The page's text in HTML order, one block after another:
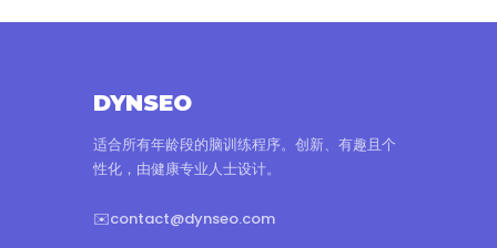
DYNSEO
适合所有年龄段的脑训练程序。创新、有趣且个
性化，由健康专业人士设计。
✉️contact@dynseo.com